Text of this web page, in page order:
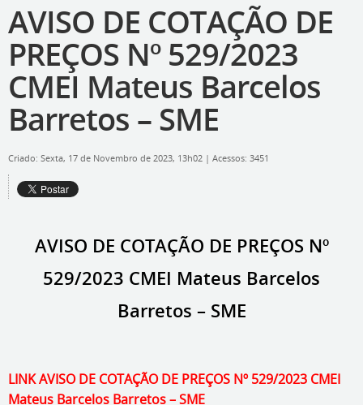
AVISO DE COTAÇÃO DE
PREÇOS Nº 529/2023
CMEI Mateus Barcelos
Barretos – SME
Criado: Sexta, 17 de Novembro de 2023, 13h02 | Acessos: 3451
AVISO DE COTAÇÃO DE PREÇOS Nº
529/2023 CMEI Mateus Barcelos
Barretos – SME
LINK AVISO DE COTAÇÃO DE PREÇOS Nº 529/2023 CMEI
Mateus Barcelos Barretos – SME